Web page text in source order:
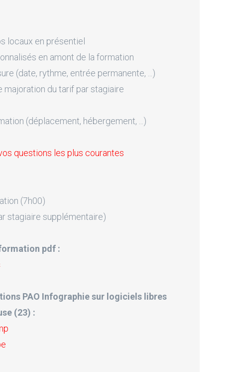
locaux en présentiel
en amont de la formation
(date, rythme, entrée permanente, ...)
majoration du tarif par stagiaire
(déplacement, hébergement, ...)
questions les plus courantes
(7h00)
stagiaire supplémentaire)
pdf :
PAO Infographie sur logiciels libres
(23) :